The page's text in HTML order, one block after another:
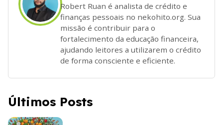
Robert Ruan é analista de crédito e
finanças pessoais no nekohito.org. Sua
missão é contribuir para o
fortalecimento da educação financeira,
ajudando leitores a utilizarem o crédito
de forma consciente e eficiente.
Últimos Posts